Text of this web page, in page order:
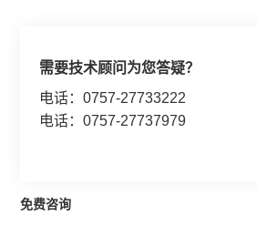
需要技术顾问为您答疑？
电话：0757-27733222
电话：0757-27737979
免费咨询